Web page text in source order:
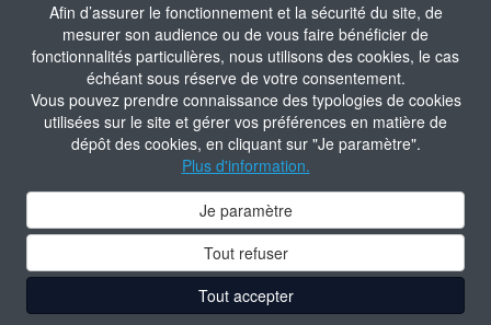
Afin d’assurer le fonctionnement et la sécurité du site, de
mesurer son audience ou de vous faire bénéficier de
fonctionnalités particulières, nous utilisons des cookies, le cas
échéant sous réserve de votre consentement.
Vous pouvez prendre connaissance des typologies de cookies
utilisées sur le site et gérer vos préférences en matière de
dépôt des cookies, en cliquant sur "Je paramètre".
Plus d'information.
Je paramètre
Tout refuser
Tout accepter